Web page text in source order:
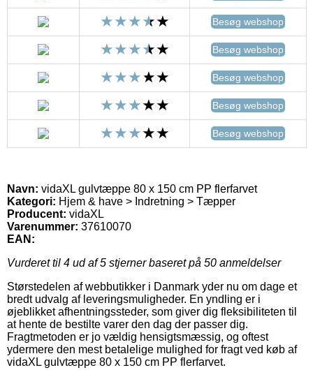
Besøg webshop
Besøg webshop
Besøg webshop
Besøg webshop
Besøg webshop
Navn: vidaXL gulvtæppe 80 x 150 cm PP flerfarvet
Kategori: Hjem & have > Indretning > Tæpper
Producent: vidaXL
Varenummer: 37610070
EAN:
Vurderet til 4 ud af 5 stjerner baseret på 50 anmeldelser
Størstedelen af webbutikker i Danmark yder nu om dage et
bredt udvalg af leveringsmuligheder. En yndling er i
øjeblikket afhentningssteder, som giver dig fleksibiliteten til
at hente de bestilte varer den dag der passer dig.
Fragtmetoden er jo vældig hensigtsmæssig, og oftest
ydermere den mest betalelige mulighed for fragt ved køb af
vidaXL gulvtæppe 80 x 150 cm PP flerfarvet.